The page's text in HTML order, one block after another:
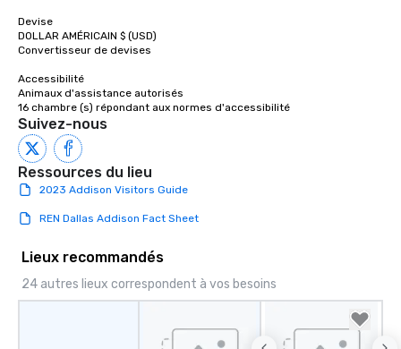
Devise
DOLLAR AMÉRICAIN $ (USD)
Convertisseur de devises
Accessibilité
Animaux d'assistance autorisés
16 chambre (s) répondant aux normes d'accessibilité
Suivez-nous
Ressources du lieu
2023 Addison Visitors Guide
REN Dallas Addison Fact Sheet
Lieux recommandés
24 autres lieux correspondent à vos besoins